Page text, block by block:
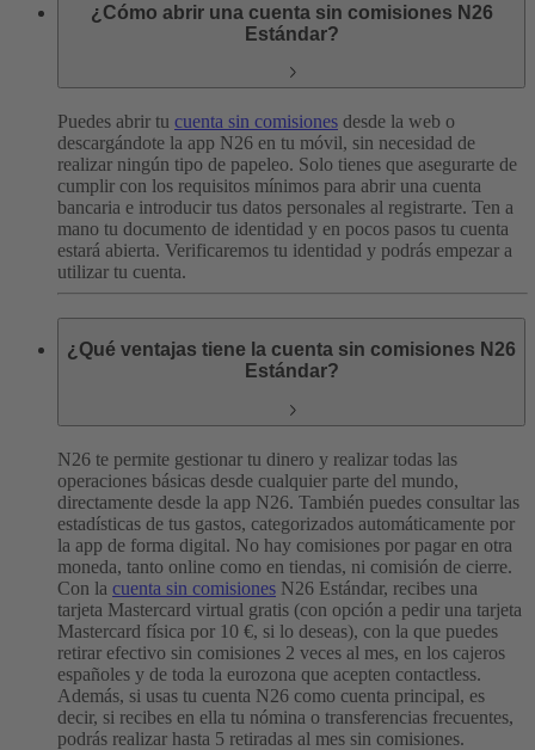
¿Cómo abrir una cuenta sin comisiones N26
Estándar?
Puedes abrir tu cuenta sin comisiones desde la web o
descargándote la app N26 en tu móvil, sin necesidad de
realizar ningún tipo de papeleo. Solo tienes que asegurarte de
cumplir con los requisitos mínimos para abrir una cuenta
bancaria e introducir tus datos personales al registrarte. Ten a
mano tu documento de identidad y en pocos pasos tu cuenta
estará abierta. Verificaremos tu identidad y podrás empezar a
utilizar tu cuenta.
¿Qué ventajas tiene la cuenta sin comisiones N26
Estándar?
N26 te permite gestionar tu dinero y realizar todas las
operaciones básicas desde cualquier parte del mundo,
directamente desde la app N26. También puedes consultar las
estadísticas de tus gastos, categorizados automáticamente por
la app de forma digital. No hay comisiones por pagar en otra
moneda, tanto online como en tiendas, ni comisión de cierre.
Con la cuenta sin comisiones N26 Estándar, recibes una
tarjeta Mastercard virtual gratis (con opción a pedir una tarjeta
Mastercard física por 10 €, si lo deseas), con la que puedes
retirar efectivo sin comisiones 2 veces al mes, en los cajeros
españoles y de toda la eurozona que acepten contactless.
Además, si usas tu cuenta N26 como cuenta principal, es
decir, si recibes en ella tu nómina o transferencias frecuentes,
podrás realizar hasta 5 retiradas al mes sin comisiones.